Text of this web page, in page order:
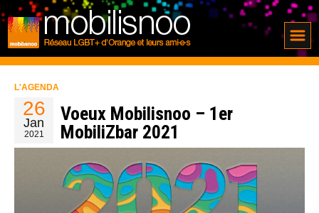
L'AGENDA
26
Jan
2021
Voeux Mobilisnoo – 1er
MobiliZbar 2021